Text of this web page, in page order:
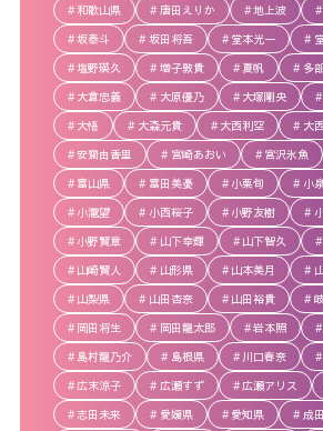
和歌山県
唐田えりか 地上波
坂泰斗
坂田将吾 堂本光一
塩野瑛久
増子敦貴 夏帆
多
大倉忠義
大原優乃 大塚剛央
大悟
大森元貴 大西利空 大
安齋由香里
宮崎あおい 宮沢氷魚
富山県
富田美憂 小栗旬
小
小瀧望
小西桜子 小野友樹
小野賢章
山下幸輝 山下智久
山崎賢人
山形県 山本美月
山梨県
山田杏奈 山田裕貴
岡田将生
岡田龍太郎 岩本照
島村龍乃介
島根県 川口春奈
広末涼子
広瀬すず 広瀬アリス
志田未来
愛媛県 愛知県
成